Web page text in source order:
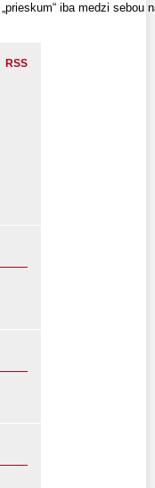
iba medzi sebou
RSS